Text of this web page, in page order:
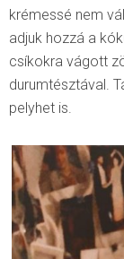
krémessé nem
adjuk hozzá a
csíkokra vágott
durumtésztával.
pelyhet is.